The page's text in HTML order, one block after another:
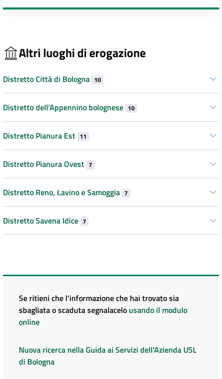
Altri luoghi di erogazione
Distretto Città di Bologna 10
Distretto dell’Appennino bolognese 10
Distretto Pianura Est 11
Distretto Pianura Ovest 7
Distretto Reno, Lavino e Samoggia 7
Distretto Savena Idice 7
Se ritieni che l'informazione che hai trovato sia
sbagliata o scaduta segnalacelo usando il modulo
online
Nuova ricerca nella Guida ai Servizi dell'Azienda USL
di Bologna